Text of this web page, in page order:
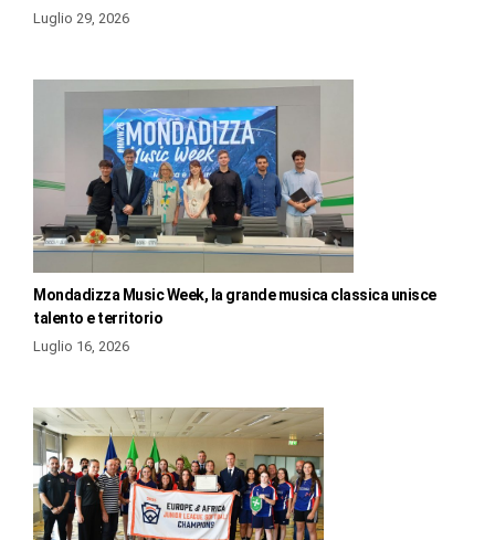
Luglio 29, 2026
Mondadizza Music Week, la grande musica classica unisce
talento e territorio
Luglio 16, 2026